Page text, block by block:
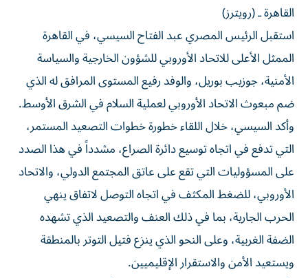
القاهرة ـ (رويترز)
استقبل الرئيس المصري عبد الفتاح السيسي، في القاهرة
الممثل الأعلى للاتحاد الأوروبي للشؤون الخارجية والسياسة
الأمنية، جوزيب بوريل، والوفد رفيع المستوى المرافق له الذي
ضم مبعوث الاتحاد الأوروبي لعملية السلام في الشرق الأوسط.
وأكد السيسي، خلال اللقاء خطورة خطوات التصعيد المستمر،
التي تدفع في اتجاه توسيع دائرة الصراع، مشدداً في هذا الصدد
على المسؤوليات التي تقع على عاتق المجتمع الدولي، والاتحاد
الأوروبي، للضغط المكثف في اتجاه التوصل لاتفاق ينهي
الحرب الجارية، بما في ذلك العنف والتصعيد الذي تشهده
الضفة الغربية، وعلى النحو الذي ينزع فتيل التوتر بالمنطقة
ويستعيد الأمن والاستقرار الإقليميين.